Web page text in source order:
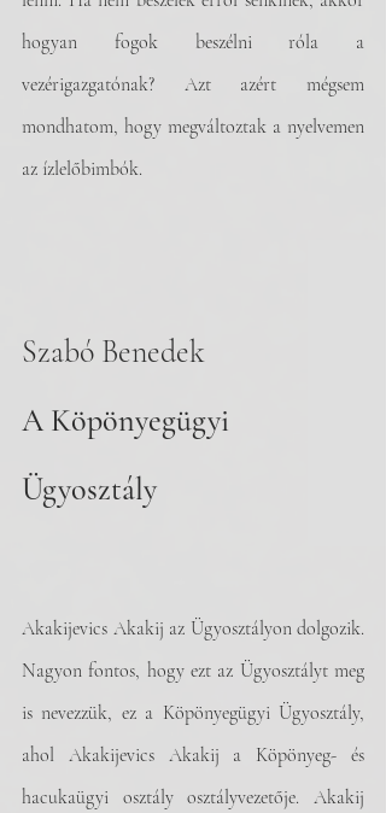
hogyan fogok beszélni róla a
vezérigazgatónak? Azt azért mégsem
mondhatom, hogy megváltoztak a nyelvemen
az ízlelőbimbók.
Szabó Benedek
A Köpönyegügyi
Ügyosztály
Akakijevics Akakij az Ügyosztályon dolgozik.
Nagyon fontos, hogy ezt az Ügyosztályt meg
is nevezzük, ez a Köpönyegügyi Ügyosztály,
ahol Akakijevics Akakij a Köpönyeg- és
hacukaügyi osztály osztályvezetője. Akakij